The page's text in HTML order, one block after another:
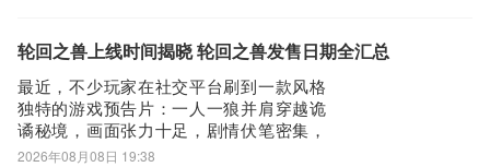
不清晰——本次首测具体何时开启？答案
的联机体验，
轮回之兽上线时间揭晓 轮回之兽发售日期全汇总
最近，不少玩家在社交平台刷到一款风格
独特的游戏预告片：一人一狼并肩穿越诡
谲秘境，画面张力十足，剧情伏笔密集，
迅速引发大量期待。这款名为《轮回之
2026年08月08日 19:38